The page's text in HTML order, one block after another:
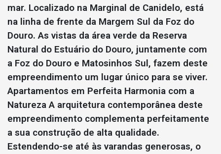
mar. Localizado na Marginal de Canidelo, está
na linha de frente da Margem Sul da Foz do
Douro. As vistas da área verde da Reserva
Natural do Estuário do Douro, juntamente com
a Foz do Douro e Matosinhos Sul, fazem deste
empreendimento um lugar único para se viver.
Apartamentos em Perfeita Harmonia com a
Natureza A arquitetura contemporânea deste
empreendimento complementa perfeitamente
a sua construção de alta qualidade.
Estendendo-se até às varandas generosas, o